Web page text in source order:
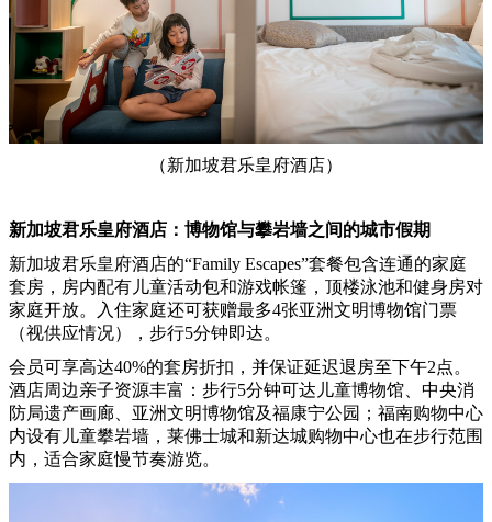
（新加坡君乐皇府酒店）
新加坡君乐皇府酒店：博物馆与攀岩墙之间的城市假期
新加坡君乐皇府酒店的“Family Escapes”套餐包含连通的家庭
套房，房内配有儿童活动包和游戏帐篷，顶楼泳池和健身房对
家庭开放。入住家庭还可获赠最多4张亚洲文明博物馆门票
（视供应情况），步行5分钟即达。
会员可享高达40%的套房折扣，并保证延迟退房至下午2点。
酒店周边亲子资源丰富：步行5分钟可达儿童博物馆、中央消
防局遗产画廊、亚洲文明博物馆及福康宁公园；福南购物中心
内设有儿童攀岩墙，莱佛士城和新达城购物中心也在步行范围
内，适合家庭慢节奏游览。